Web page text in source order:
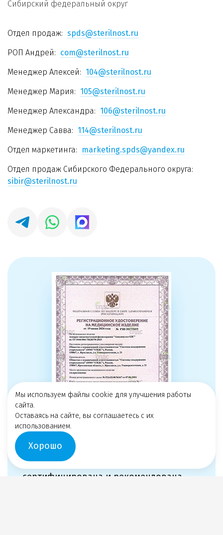
Сибирский федеральный округ
Отдел продаж: spds@sterilnost.ru
РОП Андрей: com@sterilnost.ru
Менеджер Алексей: 104@sterilnost.ru
Менеджер Мария: 105@sterilnost.ru
Менеджер Александра: 106@sterilnost.ru
Менеджер Савва: 114@sterilnost.ru
Отдел маркетинга: marketing.spds@yandex.ru
Отдел продаж Сибирского Федерального округа:
sibir@sterilnost.ru
Продукция ООО «СПДС»
сертифицирована и рекомендована
Мы используем файлы cookie для улучшения работы
сайта.
Оставаясь на сайте, вы соглашаетесь с их
использованием.
Хорошо